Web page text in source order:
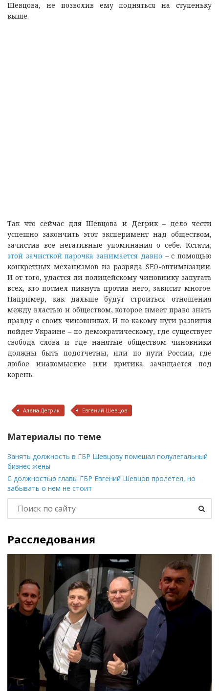
Шевцова, не позволив ему подняться на ступеньку
выше.
Так что сейчас для Шевцова и Дегрик – дело чести
успешно закончить этот эксперимент над обществом,
зачистив все негативные упоминания о себе. Кстати,
этой зачисткой парочка занимается давно – с помощью
конкретных механизмов из разряда SEO-оптимизации.
И от того, удастся ли полицейскому чиновнику запугать
всех, кто посмел пикнуть против него, зависит многое.
Например, как дальше будут строиться отношения
между властью и обществом, которое имеет право знать
правду о своих чиновниках. И по какому пути развития
пойдет Украине – по демократическому, где существует
свобода слова и где нанятые обществом чиновники
должны быть подотчетны, или по пути России, где
любое инакомыслие или критика зачищается под
корень.
Алена Дегрик Евгений Шевцов
Материалы по теме
Занять должность в ГБР Шевцову помешал полулегальный
бизнес жены
С должностью главы ГБР Евгений Шевцов пролетел, но
забывать о нем не стоит
Расследования